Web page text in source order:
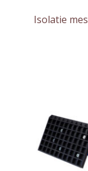
Isolatie mes